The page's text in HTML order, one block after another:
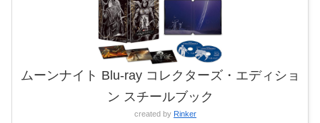
ムーンナイト Blu-ray コレクターズ・エディショ
ン スチールブック
created by Rinker